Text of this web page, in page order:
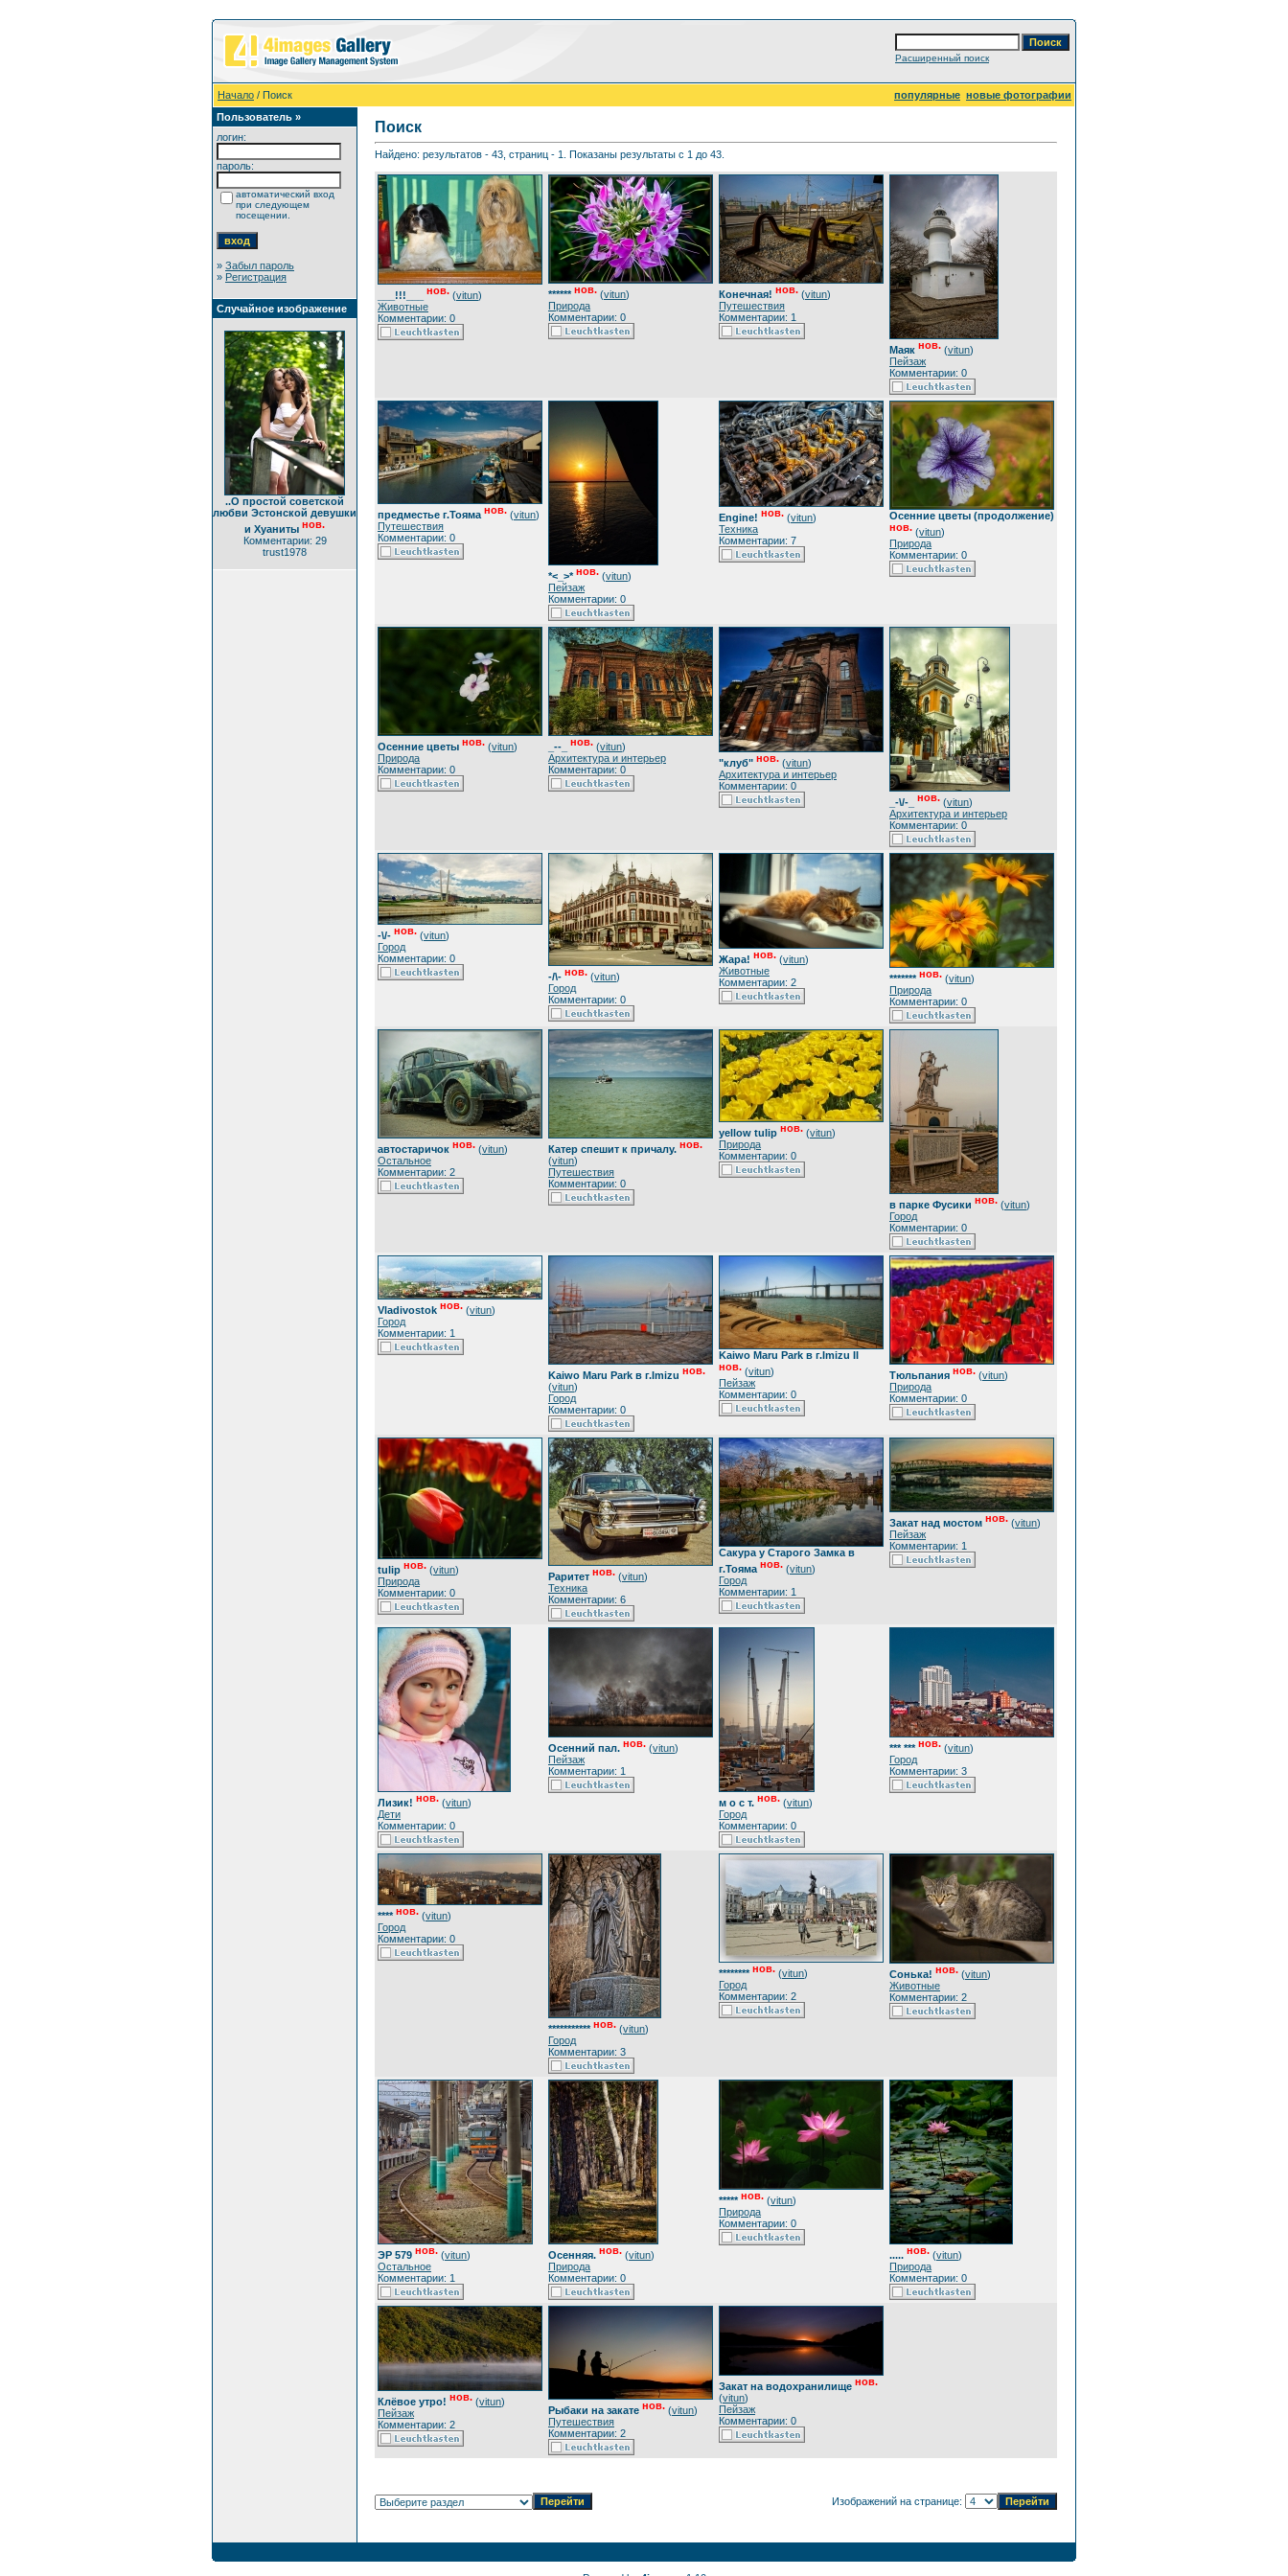
Расширенный поиск
Начало / Поиск популярные новые фотографии
Пользователь »
логин:
пароль:
автоматический вход
при следующем
посещении.
» Забыл пароль
» Регистрация
Случайное изображение
..О простой советской
любви Эстонской девушки
и Хуаниты нов.
Комментарии: 29
trust1978
Поиск
Найдено: результатов - 43, страниц - 1. Показаны результаты с 1 до 43.
___!!!___ нов. (vitun)
Животные
Комментарии: 0
****** нов. (vitun)
Природа
Комментарии: 0
Конечная! нов. (vitun)
Путешествия
Комментарии: 1
Маяк нов. (vitun)
Пейзаж
Комментарии: 0
предместье г.Тояма нов. (vitun)
Путешествия
Комментарии: 0
*<_>* нов. (vitun)
Пейзаж
Комментарии: 0
Engine! нов. (vitun)
Техника
Комментарии: 7
Осенние цветы (продолжение)
нов. (vitun)
Природа
Комментарии: 0
Осенние цветы нов. (vitun)
Природа
Комментарии: 0
_--_ нов. (vitun)
Архитектура и интерьер
Комментарии: 0
"клуб" нов. (vitun)
Архитектура и интерьер
Комментарии: 0
_-\/-_
нов. (vitun)
Архитектура и интерьер
Комментарии: 0
-\/- нов. (vitun)
Город
Комментарии: 0
-/\- нов. (vitun)
Город
Комментарии: 0
Жара! нов. (vitun)
Животные
Комментарии: 2
******* нов. (vitun)
Природа
Комментарии: 0
автостаричок нов. (vitun)
Остальное
Комментарии: 2
Катер спешит к причалу. нов.
(vitun)
Путешествия
Комментарии: 0
yellow tulip нов. (vitun)
Природа
Комментарии: 0
в парке Фусики нов. (vitun)
Город
Комментарии: 0
Vladivostok нов. (vitun)
Город
Комментарии: 1
Kaiwo Maru Park в г.Imizu нов.
(vitun)
Город
Комментарии: 0
Kaiwo Maru Park в г.Imizu II
нов. (vitun)
Пейзаж
Комментарии: 0
Тюльпания нов. (vitun)
Природа
Комментарии: 0
tulip нов. (vitun)
Природа
Комментарии: 0
Раритет нов. (vitun)
Техника
Комментарии: 6
Сакура у Старого Замка в
г.Тояма нов. (vitun)
Город
Комментарии: 1
Закат над мостом нов. (vitun)
Пейзаж
Комментарии: 1
Лизик! нов. (vitun)
Дети
Комментарии: 0
Осенний пал. нов. (vitun)
Пейзаж
Комментарии: 1
м о с т. нов. (vitun)
Город
Комментарии: 0
*** *** нов. (vitun)
Город
Комментарии: 3
**** нов. (vitun)
Город
Комментарии: 0
*********** нов. (vitun)
Город
Комментарии: 3
******** нов. (vitun)
Город
Комментарии: 2
Сонька! нов. (vitun)
Животные
Комментарии: 2
ЭР 579 нов. (vitun)
Остальное
Комментарии: 1
Осенняя. нов. (vitun)
Природа
Комментарии: 0
***** нов. (vitun)
Природа
Комментарии: 0
..... нов. (vitun)
Природа
Комментарии: 0
Клёвое утро! нов. (vitun)
Пейзаж
Комментарии: 2
Рыбаки на закате нов. (vitun)
Путешествия
Комментарии: 2
Закат на водохранилище нов.
(vitun)
Пейзаж
Комментарии: 0
Изображений на странице: